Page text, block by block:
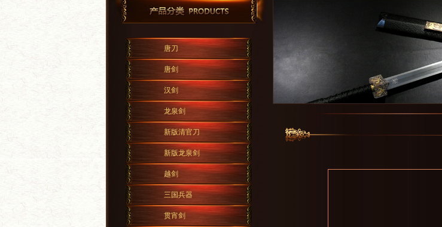
唐刀
唐剑
汉剑
龙泉剑
新版清官刀
新版龙泉剑
越剑
三国兵器
贯宵剑